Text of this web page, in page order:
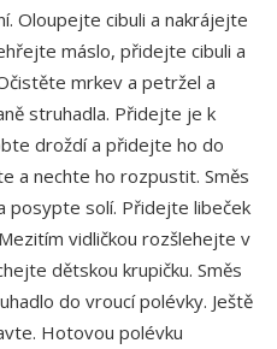
Oloupejte cibuli a nakrájejte
máslo, přidejte cibuli a
mrkev a petržel a
struhadla. Přidejte je k
droždí a přidejte ho do
a nechte ho rozpustit. Směs
posypte solí. Přidejte libeček
vidličkou rozšlehejte v
dětskou krupičku. Směs
do vroucí polévky. Ještě
Hotovou polévku